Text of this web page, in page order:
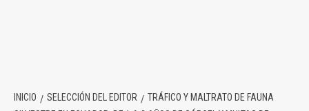
INICIO SELECCIÓN DEL EDITOR
TRÁFICO Y MALTRATO DE FAUNA